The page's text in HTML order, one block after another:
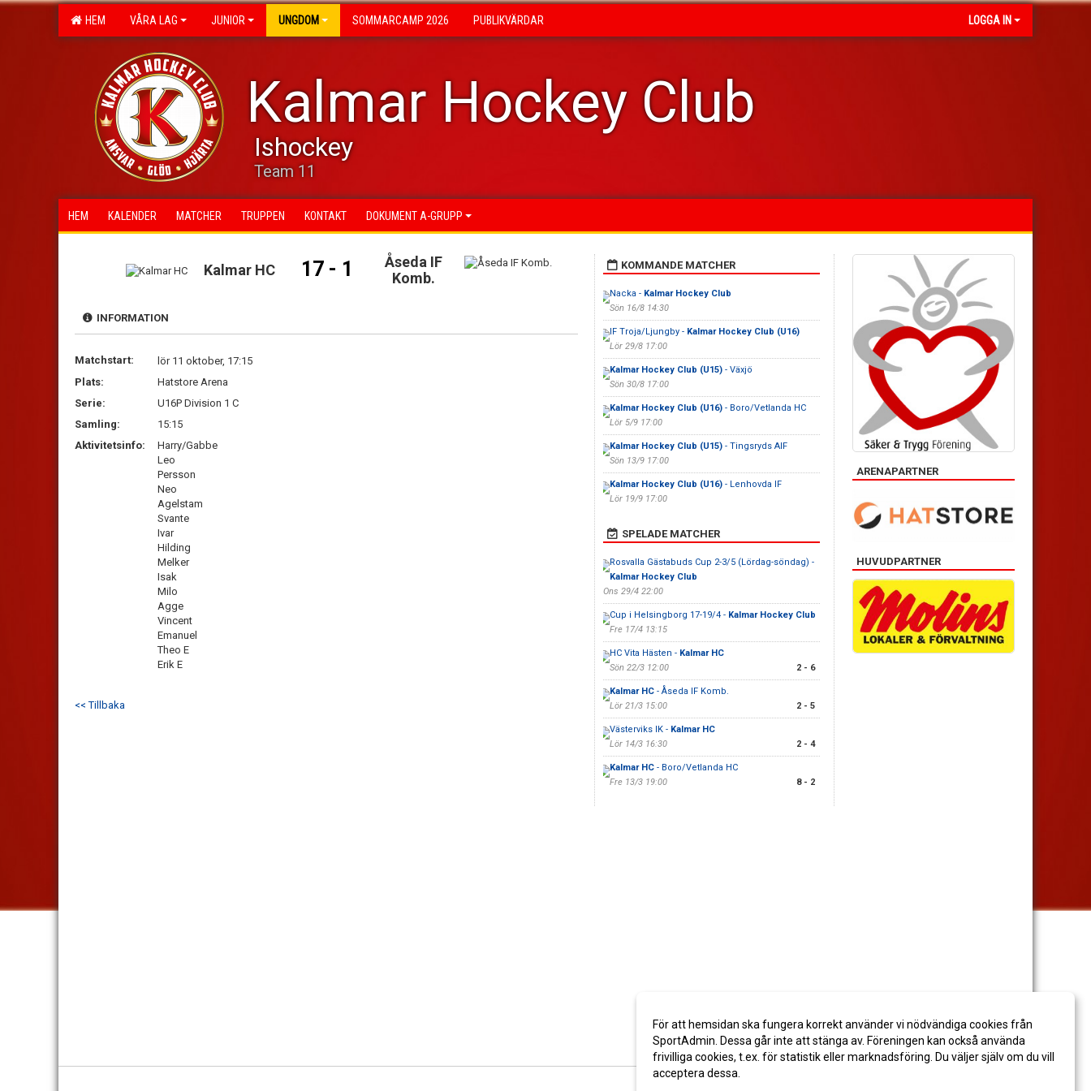
HEM VÅRA LAG JUNIOR UNGDOM SOMMARCAMP 2026 PUBLIKVÄRDAR LOGGA IN
Kalmar Hockey Club
Ishockey
Team 11
HEM KALENDER MATCHER TRUPPEN KONTAKT DOKUMENT A-GRUPP
Kalmar HC 17 - 1
Åseda IF
Komb.
INFORMATION
Matchstart:
lör 11 oktober, 17:15
Plats:
Hatstore Arena
Serie:
U16P Division 1 C
Samling:
15:15
Aktivitetsinfo:
Harry/Gabbe
Leo
Persson
Neo
Agelstam
Svante
Ivar
Hilding
Melker
Isak
Milo
Agge
Vincent
Emanuel
Theo E
Erik E
<< Tillbaka
KOMMANDE MATCHER
Nacka - Kalmar Hockey Club
Sön 16/8 14:30
IF Troja/Ljungby - Kalmar Hockey Club (U16)
Lör 29/8 17:00
Kalmar Hockey Club (U15)- Växjö
Sön 30/8 17:00
Kalmar Hockey Club (U16)- Boro/Vetlanda HC
Lör 5/9 17:00
Kalmar Hockey Club (U15)- Tingsryds AIF
Sön 13/9 17:00
Kalmar Hockey Club (U16)- Lenhovda IF
Lör 19/9 17:00
SPELADE MATCHER
Rosvalla Gästabuds Cup 2-3/5 (Lördag-söndag) -
Kalmar Hockey Club
Ons 29/4 22:00
Cup i Helsingborg 17-19/4 - Kalmar Hockey Club
Fre 17/4 13:15
HC Vita Hästen - Kalmar HC
Sön 22/3 12:00
2 - 6
Kalmar HC- Åseda IF Komb.
Lör 21/3 15:00
2 - 5
Västerviks IK - Kalmar HC
Lör 14/3 16:30
2 - 4
Kalmar HC- Boro/Vetlanda HC
Fre 13/3 19:00
8 - 2
ARENAPARTNER
HUVUDPARTNER
För att hemsidan ska fungera korrekt använder vi nödvändiga cookies från
SportAdmin. Dessa går inte att stänga av. Föreningen kan också använda
frivilliga cookies, t.ex. för statistik eller marknadsföring. Du väljer själv om du vill
acceptera dessa.